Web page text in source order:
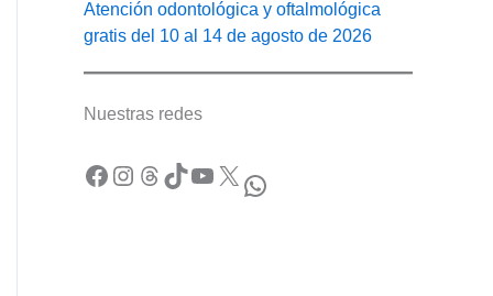
Atención odontológica y oftalmológica
gratis del 10 al 14 de agosto de 2026
Nuestras redes
Facebook Instagram Threads TikTok YouTube X WhatsApp